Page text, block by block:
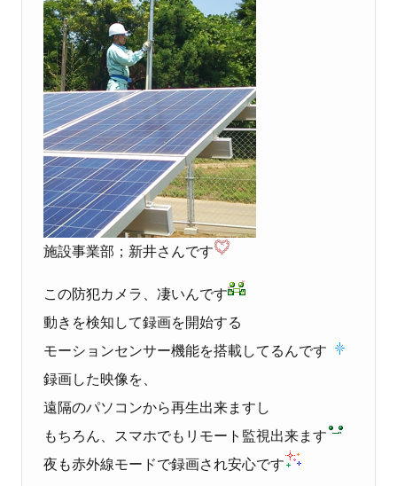
施設事業部；新井さんです
この防犯カメラ、凄いんです
動きを検知して録画を開始する
モーションセンサー機能を搭載してるんです
録画した映像を、
遠隔のパソコンから再生出来ますし
もちろん、スマホでもリモート監視出来ます
夜も赤外線モードで録画され安心です